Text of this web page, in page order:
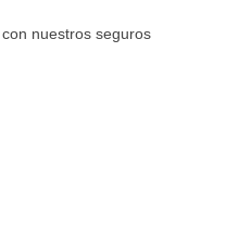
nuestros seguros